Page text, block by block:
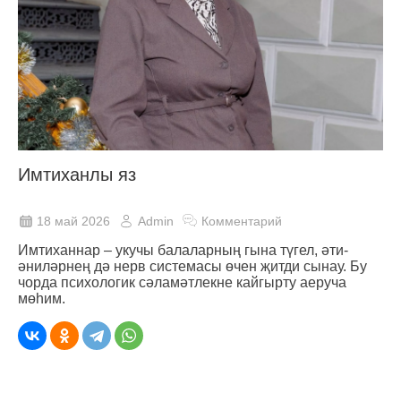
Имтиханлы яз
18 май 2026 Admin Комментарий
Имтиханнар ‒ укучы балаларның гына түгел, әти-
әниләрнең дә нерв системасы өчен җитди сынау. Бу
чорда психологик сәламәтлекне кайгырту аеруча
мөһим.